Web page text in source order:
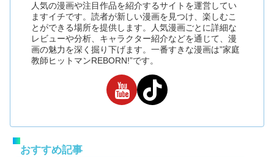
人気の漫画や注目作品を紹介するサイトを運営してい
ますイチです。読者が新しい漫画を見つけ、楽しむこ
とができる場所を提供します。人気漫画ごとに詳細な
レビューや分析、キャラクター紹介などを通じて、漫
画の魅力を深く掘り下げます。一番すきな漫画は”家庭
教師ヒットマンREBORN!”です。
おすすめ記事